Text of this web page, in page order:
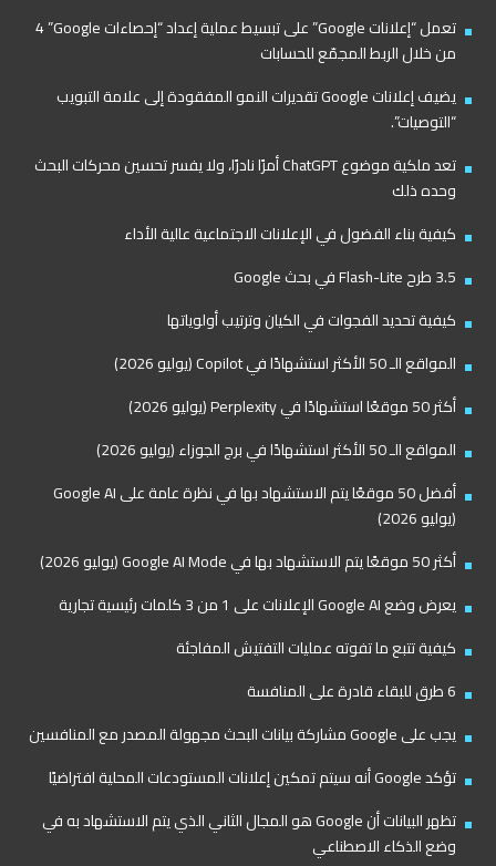
تعمل “إعلانات Google” على تبسيط عملية إعداد “إحصاءات Google”‏ 4
من خلال الربط المجمّع للحسابات
يضيف إعلانات Google تقديرات النمو المفقودة إلى علامة التبويب
“التوصيات”.
تعد ملكية موضوع ChatGPT أمرًا نادرًا، ولا يفسر تحسين محركات البحث
وحده ذلك
كيفية بناء الفضول في الإعلانات الاجتماعية عالية الأداء
3.5 طرح Flash-Lite في بحث Google
كيفية تحديد الفجوات في الكيان وترتيب أولوياتها
المواقع الـ 50 الأكثر استشهادًا في Copilot (يوليو 2026)
أكثر 50 موقعًا استشهادًا في Perplexity (يوليو 2026)
المواقع الـ 50 الأكثر استشهادًا في برج الجوزاء (يوليو 2026)
أفضل 50 موقعًا يتم الاستشهاد بها في نظرة عامة على Google AI
(يوليو 2026)
أكثر 50 موقعًا يتم الاستشهاد بها في Google AI Mode (يوليو 2026)
يعرض وضع Google AI الإعلانات على 1 من 3 كلمات رئيسية تجارية
كيفية تتبع ما تفوته عمليات التفتيش المفاجئة
6 طرق للبقاء قادرة على المنافسة
يجب على Google مشاركة بيانات البحث مجهولة المصدر مع المنافسين
تؤكد Google أنه سيتم تمكين إعلانات المستودعات المحلية افتراضيًا
تظهر البيانات أن Google هو المجال الثاني الذي يتم الاستشهاد به في
وضع الذكاء الاصطناعي